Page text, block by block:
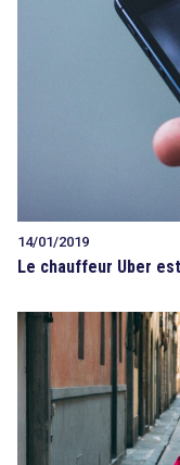
14/01/2019
Le chauffeur Uber